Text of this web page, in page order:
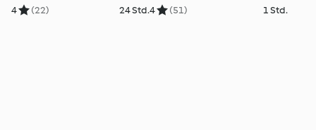
4 (22) 24 Std.4 (51) 1 Std.